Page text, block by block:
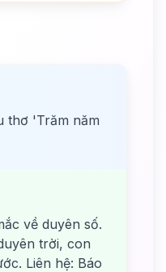
thơ 'Trăm năm
về duyên số.
trời, con
Liên hệ: Báo